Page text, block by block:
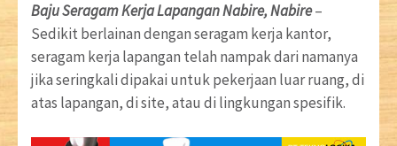
Baju Seragam Kerja Lapangan Nabire, Nabire–
Sedikit berlainan dengan seragam kerja kantor,
seragam kerja lapangan telah nampak dari namanya
jika seringkali dipakai untuk pekerjaan luar ruang, di
atas lapangan, di site, atau di lingkungan spesifik.